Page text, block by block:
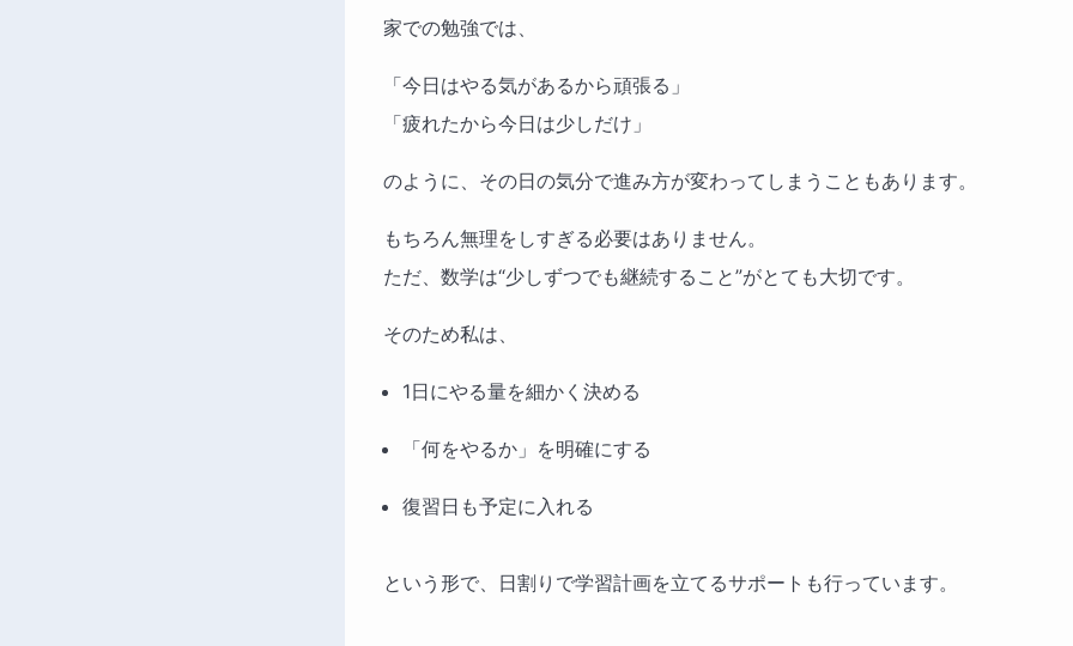
家での勉強では、
「今日はやる気があるから頑張る」
「疲れたから今日は少しだけ」
のように、その日の気分で進み方が変わってしまうこともあります。
もちろん無理をしすぎる必要はありません。
ただ、数学は“少しずつでも継続すること”がとても大切です。
そのため私は、
1日にやる量を細かく決める
「何をやるか」を明確にする
復習日も予定に入れる
という形で、日割りで学習計画を立てるサポートも行っています。